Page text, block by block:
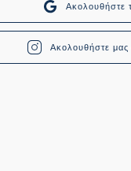
Ακολουθήστε
Ακολουθήστε μας